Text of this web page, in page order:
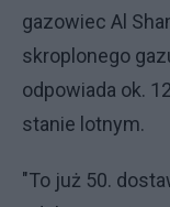
gazowiec Al
skroplonego
odpowiada ok.
stanie lotnym.
"To już 50.